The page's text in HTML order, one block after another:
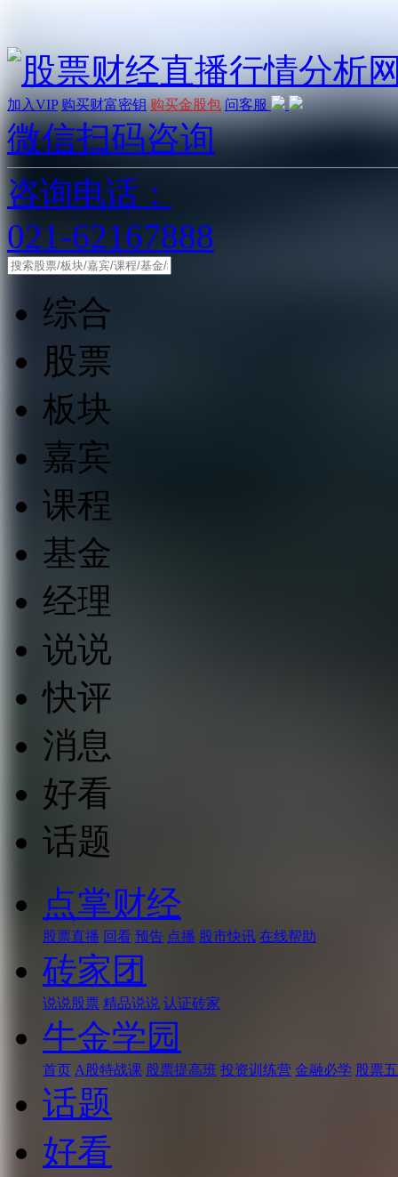
加入VIP 购买财富密钥 购买金股包 问客服
微信扫码咨询
咨询电话：
021-62167888
综合
股票
板块
嘉宾
课程
基金
经理
说说
快评
消息
好看
话题
点掌财经
股票直播 回看 预告 点播 股市快讯 在线帮助
砖家团
说说股票 精品说说 认证砖家
牛金学园
首页 A股特战课 股票提高班 投资训练营 金融必学 股票
话题
好看